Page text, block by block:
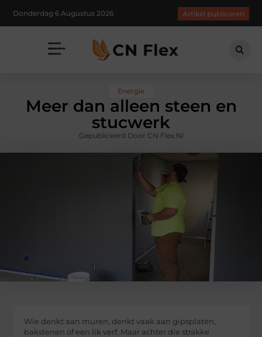
Donderdag 6 Augustus 2026 Artikel publiceren
Energie
Meer dan alleen steen en
stucwerk
Gepubliceerd Door CN Flex.nl
Wie denkt aan muren, denkt vaak aan gipsplaten,
bakstenen of een lik verf. Maar achter die strakke